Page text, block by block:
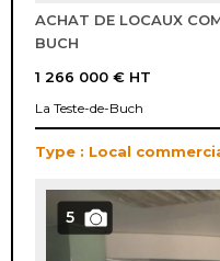
ACHAT DE LOCAUX
BUCH
1 266 000 € HT
La Teste-de-Buch
Type : Local
5